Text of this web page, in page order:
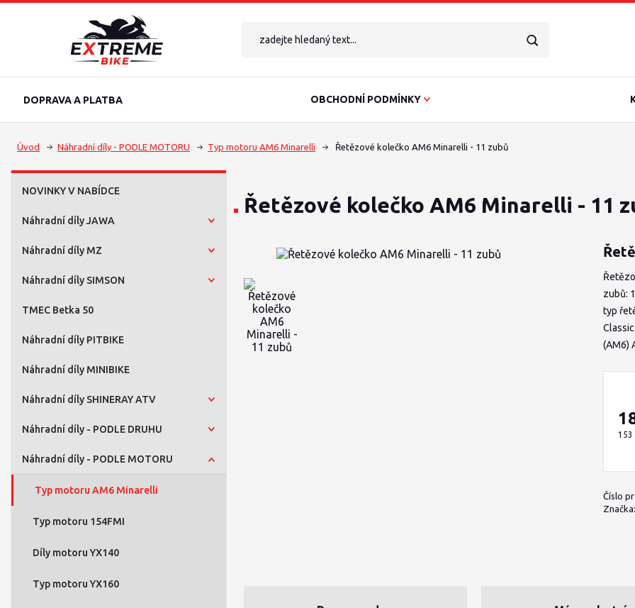
DOPRAVA A PLATBA OBCHODNÍ PODMÍNKY
Úvod Náhradní díly - PODLE MOTORU Typ motoru AM6 Minarelli Řetězové kolečko AM6 Minarelli - 11 zubů
NOVINKY V NABÍDCE
Náhradní díly JAWA
Náhradní díly MZ
Náhradní díly SIMSON
TMEC Betka 50
Náhradní díly PITBIKE
Náhradní díly MINIBIKE
Náhradní díly SHINERAY ATV
Náhradní díly - PODLE DRUHU
Náhradní díly - PODLE MOTORU
Typ motoru AM6 Minarelli
Typ motoru 154FMI
Díly motoru YX140
Typ motoru YX160
Řetězové kolečko AM6 Minarelli - 11
zubů:
typ
(AM6)
153
Číslo